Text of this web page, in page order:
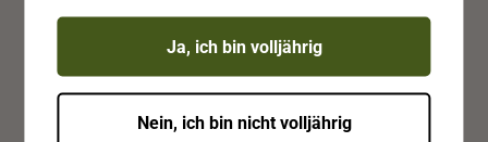
Obst, Früchte & Nüsse aus biologischem Anbau
Ja, ich bin volljährig
Nein, ich bin nicht volljährig